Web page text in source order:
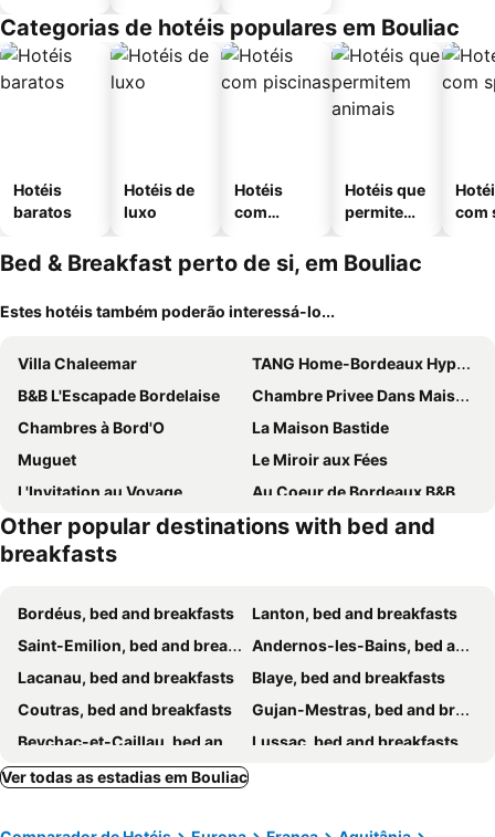
Categorias de hotéis populares em Bouliac
Hotéis
baratos
Hotéis de
luxo
Hotéis
com
Hotéis que
permitem
com
Bed & Breakfast perto de si, em Bouliac
Estes hotéis também poderão interessá-lo...
Villa Chaleemar
TANG Home-Bordeaux Hyper Centre
B&B L'Escapade Bordelaise
Chambre Privee Dans Maison Dhotes
Chambres à Bord'O
La Maison Bastide
Muguet
Le Miroir aux Fées
L'Invitation au Voyage
Au Coeur de Bordeaux B&B
Du calme en pleine ville Jacuzzi
Chateau La France
Domaine de Lézin
Other popular destinations with bed and
breakfasts
Bordéus, bed and breakfasts
Lanton, bed and breakfasts
Saint-Emilion, bed and breakfasts
Andernos-les-Bains, bed and breakfasts
Lacanau, bed and breakfasts
Blaye, bed and breakfasts
Coutras, bed and breakfasts
Gujan-Mestras, bed and breakfasts
Beychac-et-Caillau, bed and breakfasts
Lussac, bed and breakfasts
Saint-Sulpice-de-Faleyrens, bed and breakfasts
Ver todas as estadias em Bouliac